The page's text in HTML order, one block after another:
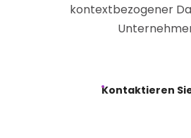
kontextbezogener
Kontaktieren